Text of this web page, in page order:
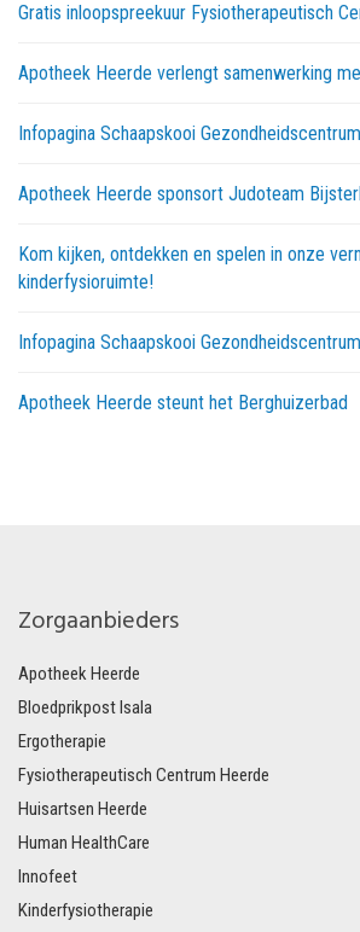
Gratis inloopspreekuur Fysiotherapeutisch
Apotheek Heerde verlengt samenwerking
Infopagina Schaapskooi
Apotheek Heerde sponsort Judoteam
Kom kijken, ontdekken en spelen in onze
kinderfysioruimte!
Infopagina Schaapskooi
Apotheek Heerde steunt het Berghuizerbad
Zorgaanbieders
Apotheek Heerde
Bloedprikpost Isala
Ergotherapie
Fysiotherapeutisch Centrum Heerde
Huisartsen Heerde
Human HealthCare
Innofeet
Kinderfysiotherapie